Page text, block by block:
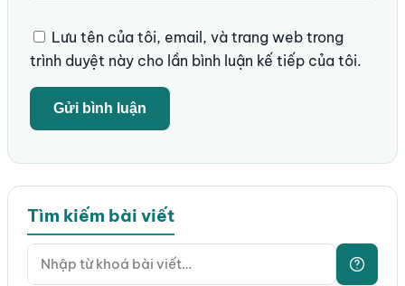
Lưu tên của tôi, email, và trang web trong
trình duyệt này cho lần bình luận kế tiếp của tôi.
Tìm kiếm bài viết